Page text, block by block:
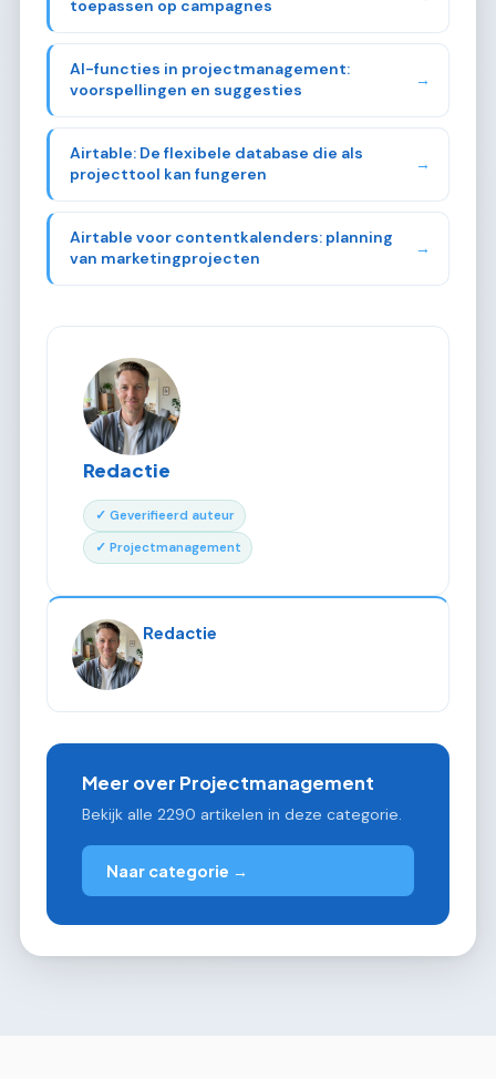
toepassen op campagnes
AI-functies in projectmanagement:
voorspellingen en suggesties
→
Airtable: De flexibele database die als
projecttool kan fungeren
→
Airtable voor contentkalenders: planning
van marketingprojecten
→
Redactie
✓ Geverifieerd auteur
✓ Projectmanagement
Redactie
Meer over Projectmanagement
Bekijk alle 2290 artikelen in deze categorie.
Naar categorie →